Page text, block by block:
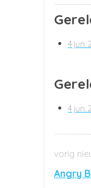
4 jun.
4 jun.